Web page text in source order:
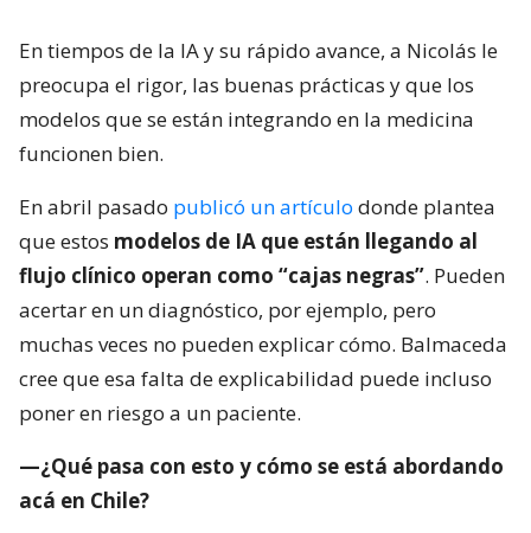
En tiempos de la IA y su rápido avance, a Nicolás le
preocupa el rigor, las buenas prácticas y que los
modelos que se están integrando en la medicina
funcionen bien.
En abril pasado publicó un artículo donde plantea
que estos modelos de IA que están llegando al
flujo clínico operan como “cajas negras”. Pueden
acertar en un diagnóstico, por ejemplo, pero
muchas veces no pueden explicar cómo. Balmaceda
cree que esa falta de explicabilidad puede incluso
poner en riesgo a un paciente.
—¿Qué pasa con esto y cómo se está abordando
acá en Chile?